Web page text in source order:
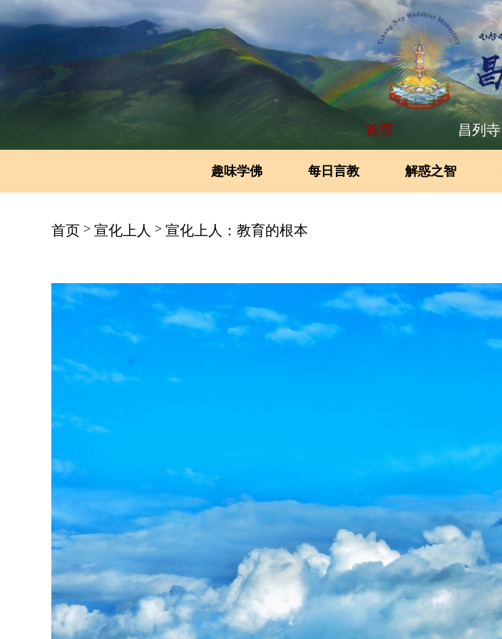
首页 昌列寺
趣味学佛 每日言教 解惑之智
首页 > 宣化上人 > 宣化上人：教育的根本